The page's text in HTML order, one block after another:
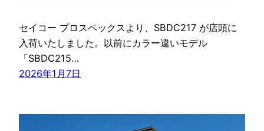
セイコー プロスペックスより、SBDC217 が店頭に
入荷いたしました。以前にカラー違いモデル
「SBDC215…
2026年1月7日